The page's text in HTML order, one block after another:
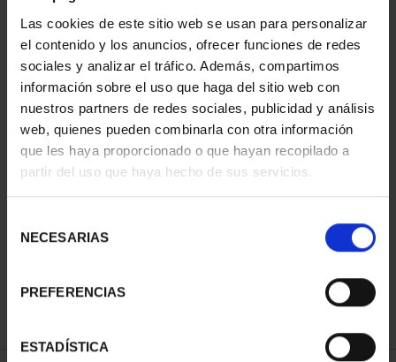
Las cookies de este sitio web se usan para personalizar
el contenido y los anuncios, ofrecer funciones de redes
sociales y analizar el tráfico. Además, compartimos
información sobre el uso que haga del sitio web con
nuestros partners de redes sociales, publicidad y análisis
web, quienes pueden combinarla con otra información
que les haya proporcionado o que hayan recopilado a
partir del uso que haya hecho de sus servicios.
NECESARIAS
PREFERENCIAS
ESTADÍSTICA
CAPITALES DE
PROVINCIA COLECCION
3.796,00 €